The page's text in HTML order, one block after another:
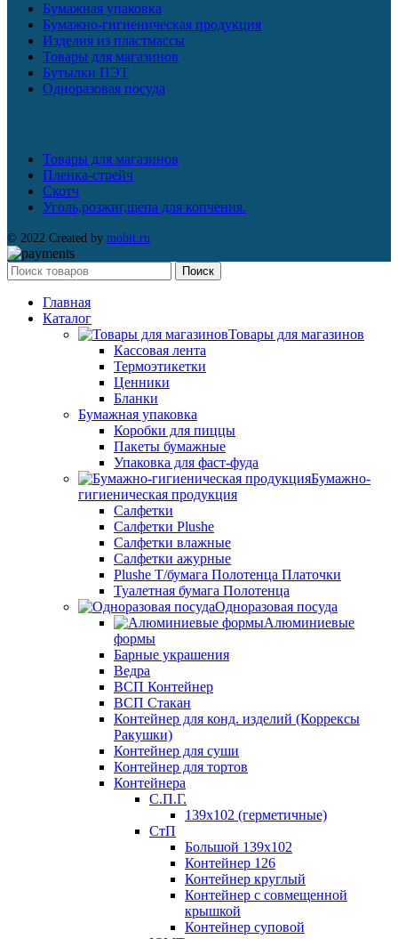
Бумажная упаковка
Бумажно-гигиеническая продукция
Изделия из пластмассы
Товары для магазинов
Бутылки ПЭТ
Одноразовая посуда
Товары для магазинов
Пленка-стрейч
Скотч
Уголь,розжиг,щепа для копчения.
© 2022 Created by mobit.ru
Поиск
Главная
Каталог
Товары для магазинов
Кассовая лента
Термоэтикетки
Ценники
Бланки
Бумажная упаковка
Коробки для пиццы
Пакеты бумажные
Упаковка для фаст-фуда
Бумажно-
гигиеническая продукция
Салфетки
Салфетки Plushe
Салфетки влажные
Салфетки ажурные
Plushe Т/бумага Полотенца Платочки
Туалетная бумага Полотенца
Одноразовая посуда
Алюминиевые
формы
Барные украшения
Ведра
ВСП Контейнер
ВСП Стакан
Контейнер для конд. изделий (Коррексы
Ракушки)
Контейнер для суши
Контейнер для тортов
Контейнера
С.П.Г.
139х102 (герметичные)
СтП
Большой 139х102
Контейнер 126
Контейнер круглый
Контейнер с совмещенной
крышкой
Контейнер суповой